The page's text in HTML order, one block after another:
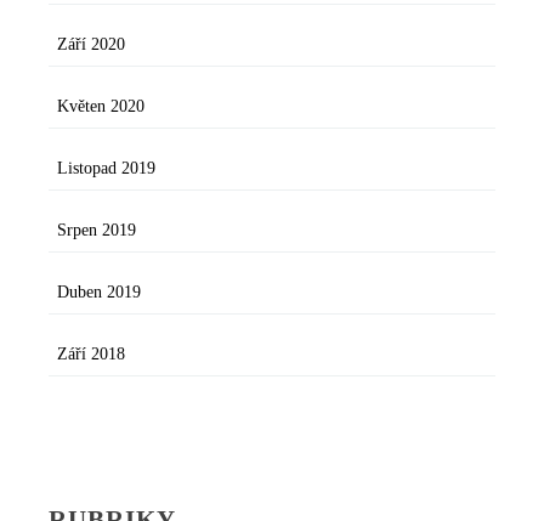
Září 2020
Květen 2020
Listopad 2019
Srpen 2019
Duben 2019
Září 2018